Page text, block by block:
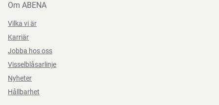
Om ABENA
Vilka vi är
Karriär
Jobba hos oss
Visselblåsarlinje
Nyheter
Hållbarhet